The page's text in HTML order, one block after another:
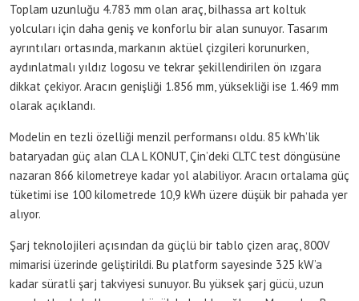
Toplam uzunluğu 4.783 mm olan araç, bilhassa art koltuk
yolcuları için daha geniş ve konforlu bir alan sunuyor. Tasarım
ayrıntıları ortasında, markanın aktüel çizgileri korunurken,
aydınlatmalı yıldız logosu ve tekrar şekillendirilen ön ızgara
dikkat çekiyor. Aracın genişliği 1.856 mm, yüksekliği ise 1.469 mm
olarak açıklandı.
Modelin en tezli özelliği menzil performansı oldu. 85 kWh’lik
bataryadan güç alan CLA L KONUT, Çin’deki CLTC test döngüsüne
nazaran 866 kilometreye kadar yol alabiliyor. Aracın ortalama güç
tüketimi ise 100 kilometrede 10,9 kWh üzere düşük bir pahada yer
alıyor.
Şarj teknolojileri açısından da güçlü bir tablo çizen araç, 800V
mimarisi üzerinde geliştirildi. Bu platform sayesinde 325 kW’a
kadar süratli şarj takviyesi sunuyor. Bu yüksek şarj gücü, uzun